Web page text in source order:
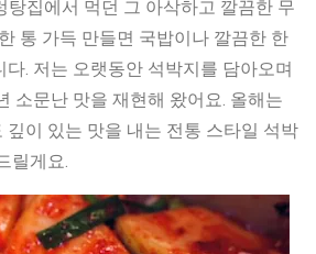
탕집에서 먹던 그 아삭하고 깔끔한 무
통 가득 만들면 국밥이나 깔끔한 한
. 저는 오랫동안 석박지를 담아오며
소문난 맛을 재현해 왔어요. 올해는
깊이 있는 맛을 내는 전통 스타일 석박
릴게요.